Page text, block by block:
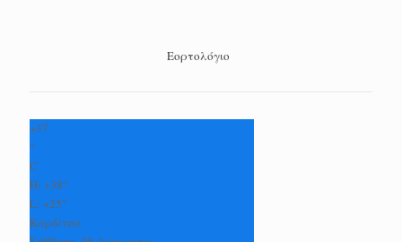
Εορτολόγιο
+37
°
C
H: +38°
L: +25°
Καρδίτσα